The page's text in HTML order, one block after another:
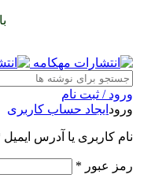
ورود / ثبت نام
ورود ایجاد حساب کاربری
نام کاربری یا آدرس ایمیل
رمز عبور *